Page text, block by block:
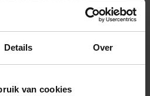
Details Over
van cookies
Of heb je hulp